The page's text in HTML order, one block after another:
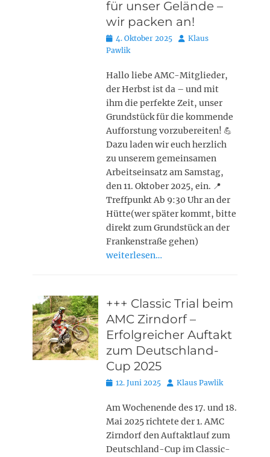
für unser Gelände –
wir packen an!
Posted
on
4. Oktober 2025 AutorKlaus
Pawlik
Hallo liebe AMC-Mitglieder,
der Herbst ist da – und mit
ihm die perfekte Zeit, unser
Grundstück für die kommende
Aufforstung vorzubereiten! 💪
Dazu laden wir euch herzlich
zu unserem gemeinsamen
Arbeitseinsatz am Samstag,
den 11. Oktober 2025, ein. 📍
Treffpunkt Ab 9:30 Uhr an der
Hütte(wer später kommt, bitte
direkt zum Grundstück an der
Frankenstraße gehen)
weiterlesen…
+++ Classic Trial beim
AMC Zirndorf –
Erfolgreicher Auftakt
zum Deutschland-
Cup 2025
Posted
12. Juni 2025 AutorKlaus Pawlik
Am Wochenende des 17. und 18.
Mai 2025 richtete der 1. AMC
Zirndorf den Auftaktlauf zum
Deutschland-Cup im Classic-